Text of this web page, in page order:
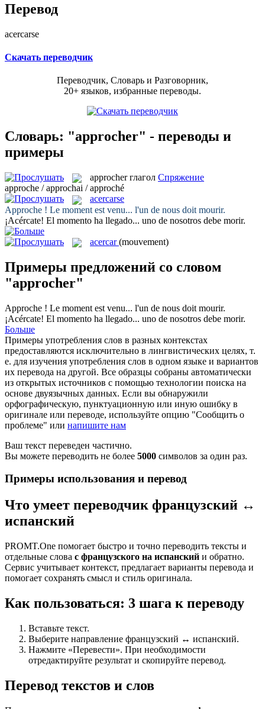
Перевод
acercarse
Скачать переводчик
Переводчик, Словарь и Разговорник,
20+ языков, избранные переводы.
Словарь: "approcher" - переводы и
примеры
approcher глагол Спряжение
approche / approchai / approché
acercarse
Approche ! Le moment est venu... l'un de nous doit mourir.
¡Acércate! El momento ha llegado... uno de nosotros debe morir.
acercar (mouvement)
Примеры предложений со словом
"approcher"
Approche ! Le moment est venu... l'un de nous doit mourir.
¡Acércate! El momento ha llegado... uno de nosotros debe morir.
Больше
Примеры употребления слов в разных контекстах
предоставляются исключительно в лингвистических целях, т.
е. для изучения употребления слов в одном языке и вариантов
их перевода на другой. Все образцы собраны автоматически
из открытых источников с помощью технологии поиска на
основе двуязычных данных. Если вы обнаружили
орфографическую, пунктуационную или иную ошибку в
оригинале или переводе, используйте опцию "Сообщить о
проблеме" или напишите нам
Ваш текст переведен частично.
Вы можете переводить не более 5000 символов за один раз.
Примеры использования и перевод
Что умеет переводчик французский ↔
испанский
PROMT.One помогает быстро и точно переводить тексты и
отдельные слова с французского на испанский и обратно.
Сервис учитывает контекст, предлагает варианты перевода и
помогает сохранять смысл и стиль оригинала.
Как пользоваться: 3 шага к переводу
Вставьте текст.
Выберите направление французский ↔ испанский.
Нажмите «Перевести». При необходимости
отредактируйте результат и скопируйте перевод.
Перевод текстов и слов